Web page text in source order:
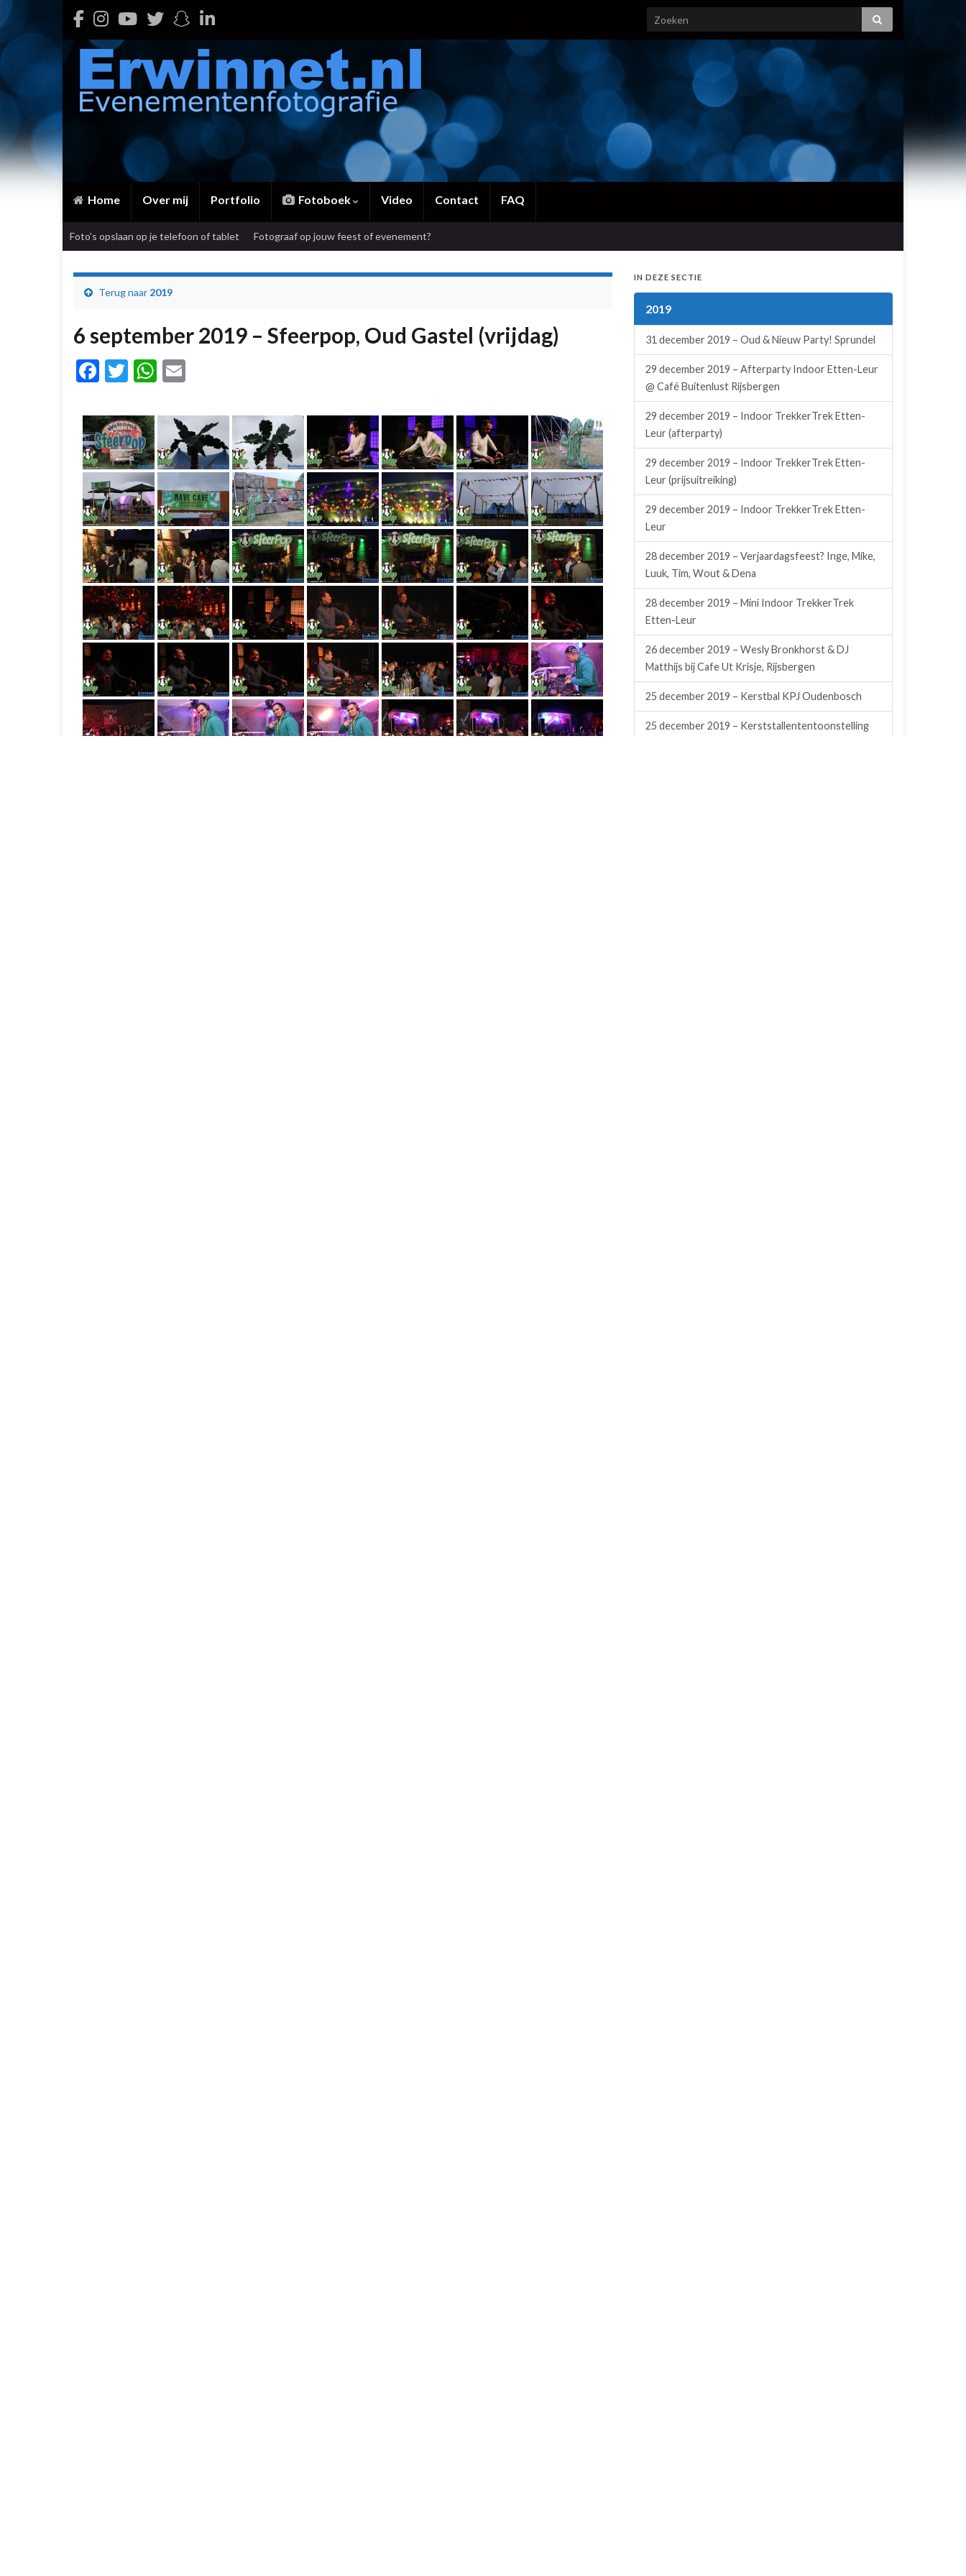
Home Over mij Portfolio Fotoboek Video Contact FAQ
Foto’s opslaan op je telefoon of tablet Fotograaf op jouw feest of evenement?
Terug naar 2019
6 september 2019 – Sfeerpop, Oud Gastel (vrijdag)
Facebook
TwitterWhatsApp
IN DEZE SECTIE
2019
31 december 2019 – Oud & Nieuw Party! Sprundel
29 december 2019 – Afterparty Indoor Etten-Leur
@ Café Buitenlust Rijsbergen
29 december 2019 – Indoor TrekkerTrek Etten-
Leur (afterparty)
29 december 2019 – Indoor TrekkerTrek Etten-
Leur (prijsuitreiking)
29 december 2019 – Indoor TrekkerTrek Etten-
Leur
28 december 2019 – Verjaardagsfeest? Inge, Mike,
Luuk, Tim, Wout & Dena
28 december 2019 – Mini Indoor TrekkerTrek
Etten-Leur
26 december 2019 – Wesly Bronkhorst & DJ
Matthijs bij Cafe Ut Krisje, Rijsbergen
25 december 2019 – Kerstbal KPJ Oudenbosch
25 december 2019 – Kerststallententoonstelling